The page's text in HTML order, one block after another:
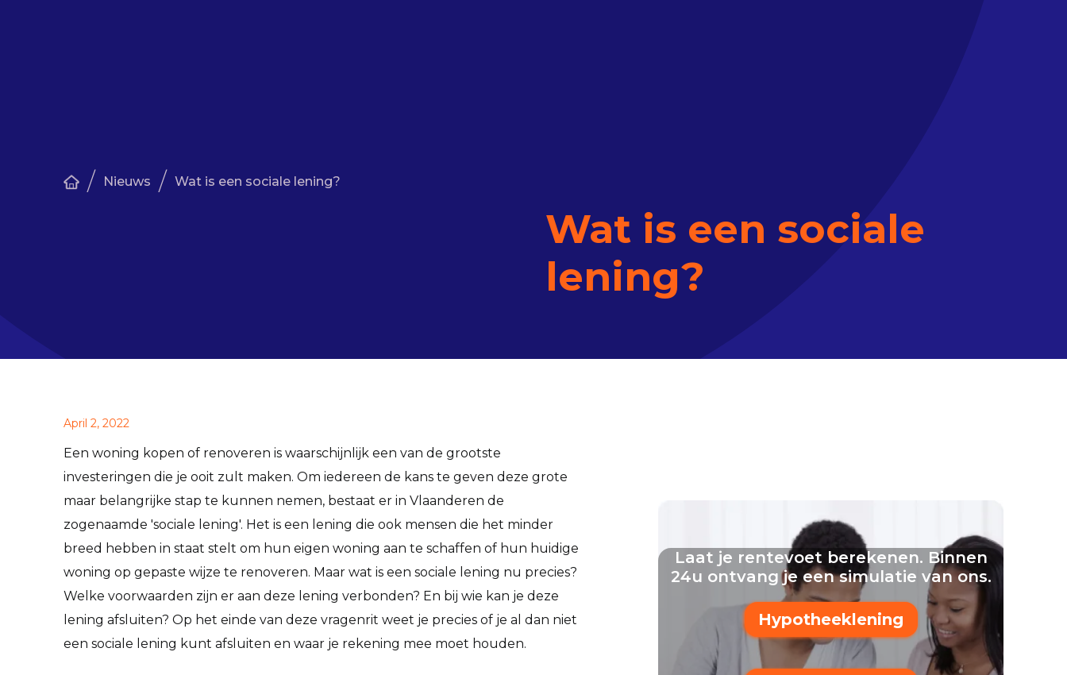
/ Nieuws / Wat is een sociale lening?
Wat is een sociale
lening?
April 2, 2022
Een woning kopen of renoveren is waarschijnlijk een van de grootste
investeringen die je ooit zult maken. Om iedereen de kans te geven deze grote
maar belangrijke stap te kunnen nemen, bestaat er in Vlaanderen de
zogenaamde 'sociale lening'. Het is een lening die ook mensen die het minder
breed hebben in staat stelt om hun eigen woning aan te schaffen of hun huidige
woning op gepaste wijze te renoveren. Maar wat is een sociale lening nu precies?
Welke voorwaarden zijn er aan deze lening verbonden? En bij wie kan je deze
lening afsluiten? Op het einde van deze vragenrit weet je precies of je al dan niet
een sociale lening kunt afsluiten en waar je rekening mee moet houden.
Laat je rentevoet berekenen. Binnen
24u ontvang je een simulatie van ons.
Hypotheeklening